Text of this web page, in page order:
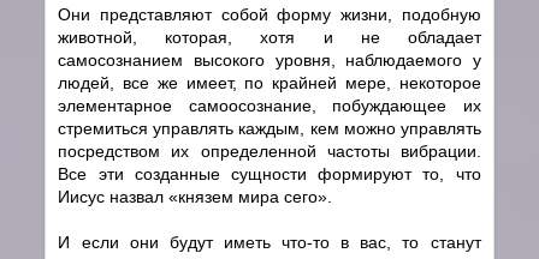
Они представляют собой форму жизни, подобную
животной, которая, хотя и не обладает
самосознанием высокого уровня, наблюдаемого у
людей, все же имеет, по крайней мере, некоторое
элементарное самоосознание, побуждающее их
стремиться управлять каждым, кем можно управлять
посредством их определенной частоты вибрации.
Все эти созданные сущности формируют то, что
Иисус назвал «князем мира сего».
И если они будут иметь что-то в вас, то станут